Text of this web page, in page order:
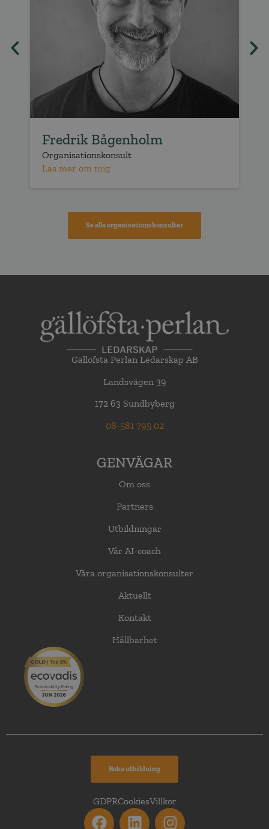
Fredrik Bågenholm
Organisationskonsult
Läs mer om mig
Se alla organisationskonsulter
Gällöfsta Perlan Ledarskap AB
Landsvägen 39
172 63 Sundbyberg
08-581 795 02
GENVÄGAR
Om oss
Partners
Utbildningar
Vår AI-coach
Våra organisationskonsulter
Aktuellt
Kontakt
Hållbarhet
Boka utbildning
GDPRCookiesVillkor